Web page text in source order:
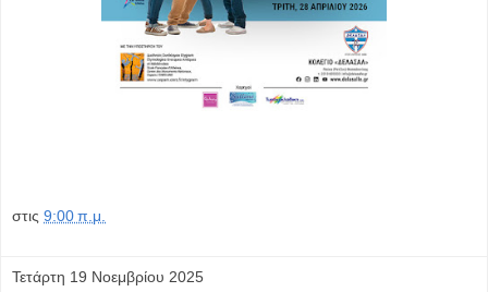
στις 9:00 π.μ.
Τετάρτη 19 Νοεμβρίου 2025